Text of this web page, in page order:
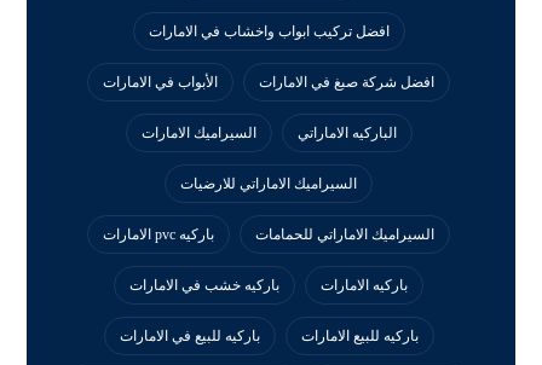
افضل تركيب ابواب واخشاب في الامارات
افضل شركة صبغ في الامارات الأبواب في الامارات
الباركيه الاماراتي السيراميك الامارات
السيراميك الاماراتي للارضيات
السيراميك الاماراتي للحمامات باركيه pvc الامارات
باركيه الامارات باركيه خشب في الامارات
باركيه للبيع الامارات باركيه للبيع في الامارات